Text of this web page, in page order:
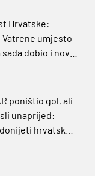
Hrvatske:
Vatrene umjesto
sada dobio i novi
poništio gol, ali
unaprijed:
hrvatskoj